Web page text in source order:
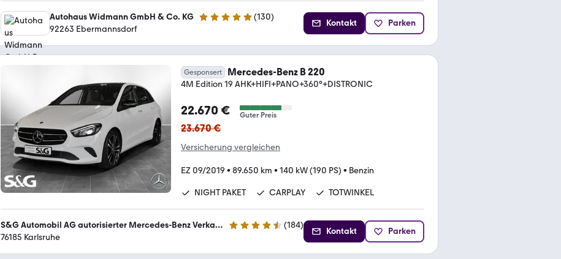
Autohaus Widmann GmbH & Co. KG 5 Sterne (130)
92263 Ebermannsdorf
Kontakt Parken
Gesponsert Mercedes-Benz B 220
4M Edition 19 AHK+HIFI+PANO+360°+DISTRONIC
22.670 € Guter Preis
23.670 €
Versicherung vergleichen
EZ 09/2019 • 89.650 km • 140 kW (190 PS) • Benzin
NIGHT PAKET CARPLAY TOTWINKEL
S&G Automobil AG autorisierter Mercedes-Benz Verkauf und Service 4.5 Sterne (184)
76185 Karlsruhe
Kontakt Parken